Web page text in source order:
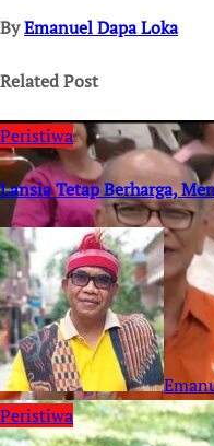
ByEmanuel Dapa Loka
Related Post
Peristiwa
Lansia Tetap Berharga,
Peristiwa